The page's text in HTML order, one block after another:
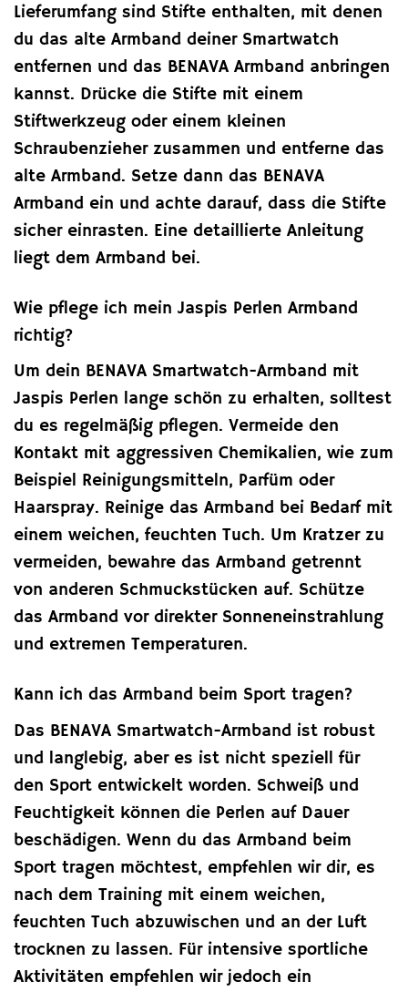
Lieferumfang sind Stifte enthalten, mit denen
du das alte Armband deiner Smartwatch
entfernen und das BENAVA Armband anbringen
kannst. Drücke die Stifte mit einem
Stiftwerkzeug oder einem kleinen
Schraubenzieher zusammen und entferne das
alte Armband. Setze dann das BENAVA
Armband ein und achte darauf, dass die Stifte
sicher einrasten. Eine detaillierte Anleitung
liegt dem Armband bei.
Wie pflege ich mein Jaspis Perlen Armband
richtig?
Um dein BENAVA Smartwatch-Armband mit
Jaspis Perlen lange schön zu erhalten, solltest
du es regelmäßig pflegen. Vermeide den
Kontakt mit aggressiven Chemikalien, wie zum
Beispiel Reinigungsmitteln, Parfüm oder
Haarspray. Reinige das Armband bei Bedarf mit
einem weichen, feuchten Tuch. Um Kratzer zu
vermeiden, bewahre das Armband getrennt
von anderen Schmuckstücken auf. Schütze
das Armband vor direkter Sonneneinstrahlung
und extremen Temperaturen.
Kann ich das Armband beim Sport tragen?
Das BENAVA Smartwatch-Armband ist robust
und langlebig, aber es ist nicht speziell für
den Sport entwickelt worden. Schweiß und
Feuchtigkeit können die Perlen auf Dauer
beschädigen. Wenn du das Armband beim
Sport tragen möchtest, empfehlen wir dir, es
nach dem Training mit einem weichen,
feuchten Tuch abzuwischen und an der Luft
trocknen zu lassen. Für intensive sportliche
Aktivitäten empfehlen wir jedoch ein